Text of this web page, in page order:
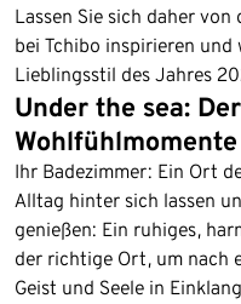
Lassen Sie sich daher
bei Tchibo inspirieren und
Lieblingsstil des Jahres
Under the sea:
Ihr Badezimmer: Ein Ort
Alltag hinter sich lassen
genießen: Ein ruhiges,
der richtige Ort, um nach
Geist und Seele in